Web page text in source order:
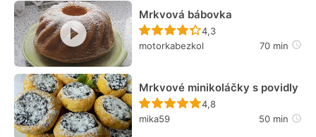
Mrkvová bábovka
Recept ještě nebyl
4,3
motorkabezkol
70 min
Mrkvové minikoláčky s povidly
Recept ještě nebyl
4,8
mika59
50 min